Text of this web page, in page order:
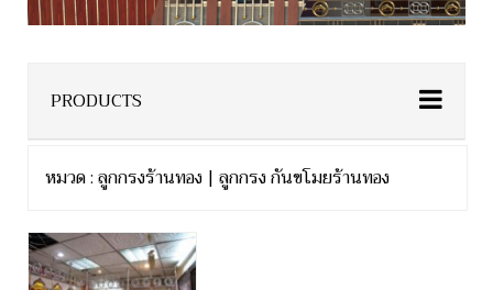
PRODUCTS
หมวด : ลูกกรงร้านทอง | ลูกกรง กันขโมยร้านทอง